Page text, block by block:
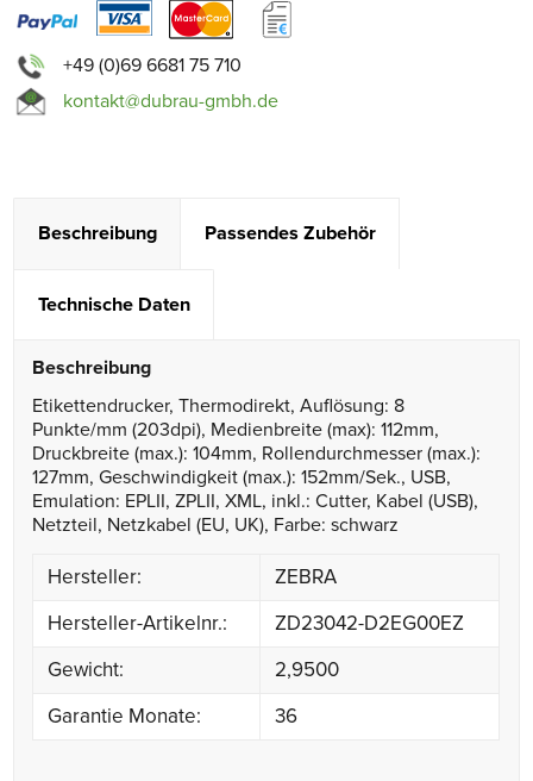
+49 (0)69 6681 75 710
kontakt@dubrau-gmbh.de
Beschreibung Passendes Zubehör
Technische Daten
Beschreibung
Etikettendrucker, Thermodirekt, Auflösung: 8
Punkte/mm (203dpi), Medienbreite (max): 112mm,
Druckbreite (max.): 104mm, Rollendurchmesser (max.):
127mm, Geschwindigkeit (max.): 152mm/Sek., USB,
Emulation: EPLII, ZPLII, XML, inkl.: Cutter, Kabel (USB),
Netzteil, Netzkabel (EU, UK), Farbe: schwarz
Hersteller:
ZEBRA
Hersteller-Artikelnr.:
ZD23042-D2EG00EZ
Gewicht:
2,9500
Garantie Monate:
36